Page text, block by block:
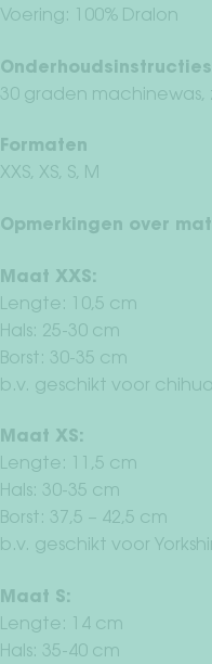
Voering: 100% Dralon
Onderhoudsinstructies
30 graden
Formaten
XXS, XS, S, M
Opmerkingen over
Maat XXS:
Lengte: 10,5 cm
Hals: 25-30 cm
Borst: 30-35 cm
b.v. geschikt voor
Maat XS:
Lengte: 11,5 cm
Hals: 30-35 cm
Borst: 37,5 – 42,5 cm
b.v. geschikt voor
Maat S:
Lengte: 14 cm
Hals: 35-40 cm